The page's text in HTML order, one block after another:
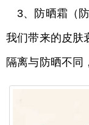
3、防晒霜（
我们带来的皮肤
隔离与防晒不同